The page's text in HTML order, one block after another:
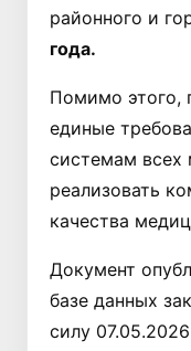
районного и
года.
Помимо этого,
единые
системам всех
реализовать
качества
Документ
базе данных
силу